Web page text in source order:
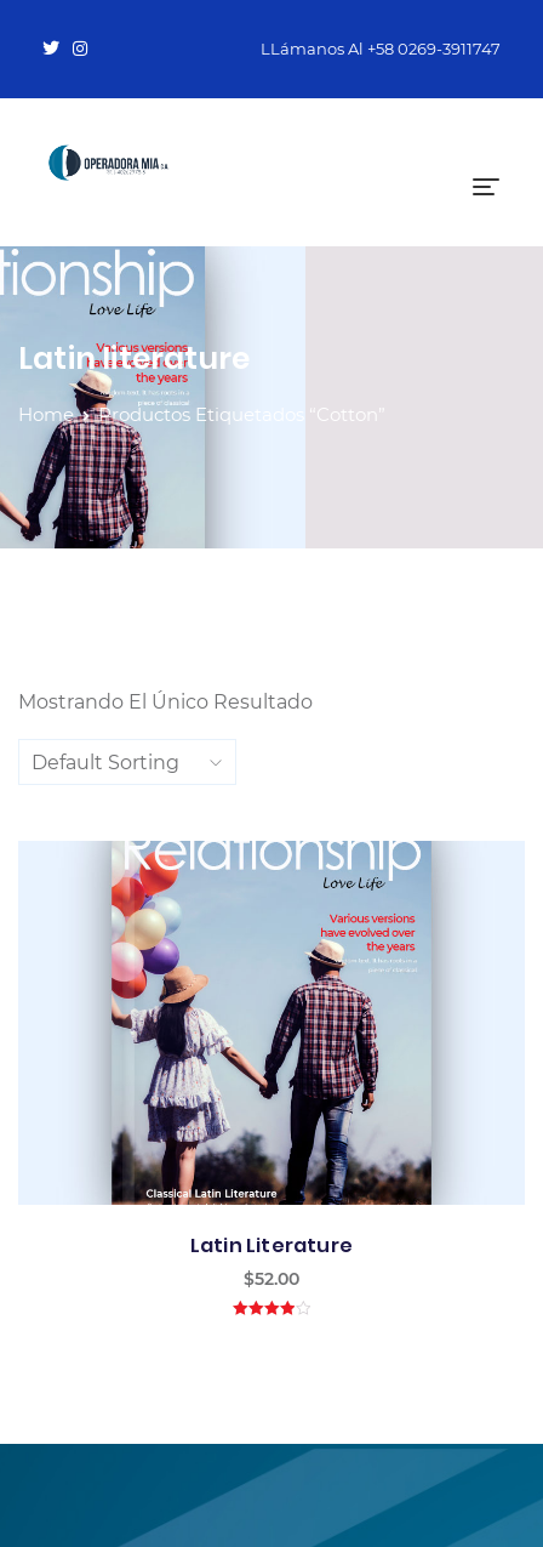
LLámanos Al +58 0269-3911747
Latin literature
Home Productos Etiquetados “Cotton”
Mostrando El Único Resultado
Default Sorting
Latin Literature
$52.00